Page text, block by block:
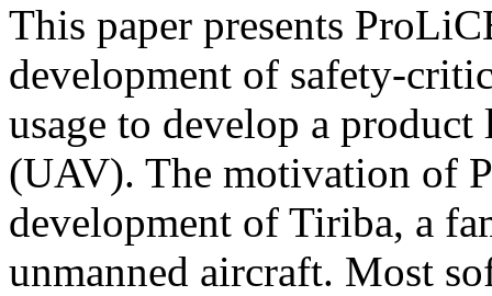
This paper presents
development of safety-
usage to develop a
(UAV). The motivation of
development of Tiriba, a
unmanned aircraft. Most